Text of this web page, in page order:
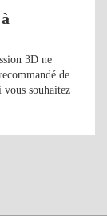
3D ne
de
vous souhaitez